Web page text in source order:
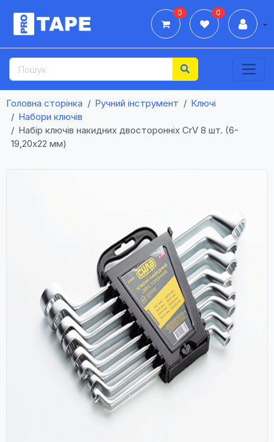
0 0
Головна сторінка Ручний інструмент
Ключі
Набори ключів
Набір ключів накидних двосторонніх CrV 8 шт. (6-
19,20x22 мм)